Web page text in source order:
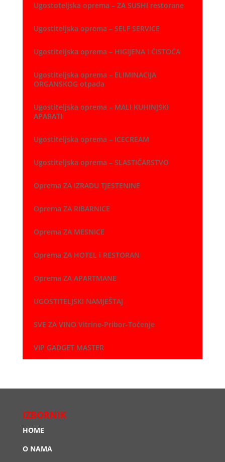
Ugostoteljska oprema – ZA SUSHI restorane
Ugostiteljska oprema – SELF SERVICE
Ugostiteljska oprema – HIGIJENA i ČISTOĆA
Ugostiteljska oprema – ELIMINACIJA
ORGANSKOG otpada
Ugostiteljska oprema – MALI KUHINJSKI
APARATI
Ugostiteljska oprema – ICECREAM
Ugostiteljska oprema – SLASTIČARSTVO
Oprema ZA IZRADU TJESTENINE
Oprema ZA RIBARNICE
Oprema ZA MESNICE
Oprema ZA HOTEL i RESTORAN
Oprema ZA APARTMANE
UGOSTITELJSKI NAMJEŠTAJ
SVE ZA VINO Vitrine-Pribor-Točenje
VIP GADGET MASTER
IZBORNIK
HOME
O NAMA